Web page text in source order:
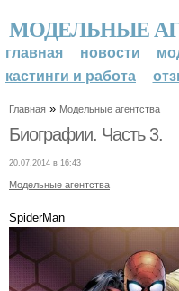
МОДЕЛЬНЫЕ
главная новости
кастинги и работа
Главная » Модельные агентства
Биографии. Часть 3.
20.07.2014 в 16:43
Модельные агентства
SpiderMan